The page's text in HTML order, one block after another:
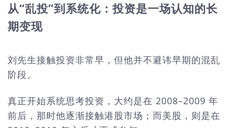
从“乱投”到系统化：投资是一场认知的长
期变现
刘先生接触投资非常早，但他并不避讳早期的混乱
阶段。
真正开始系统思考投资，大约是在 2008–2009 年
前后，那时他逐渐接触港股市场；而美股，则是在